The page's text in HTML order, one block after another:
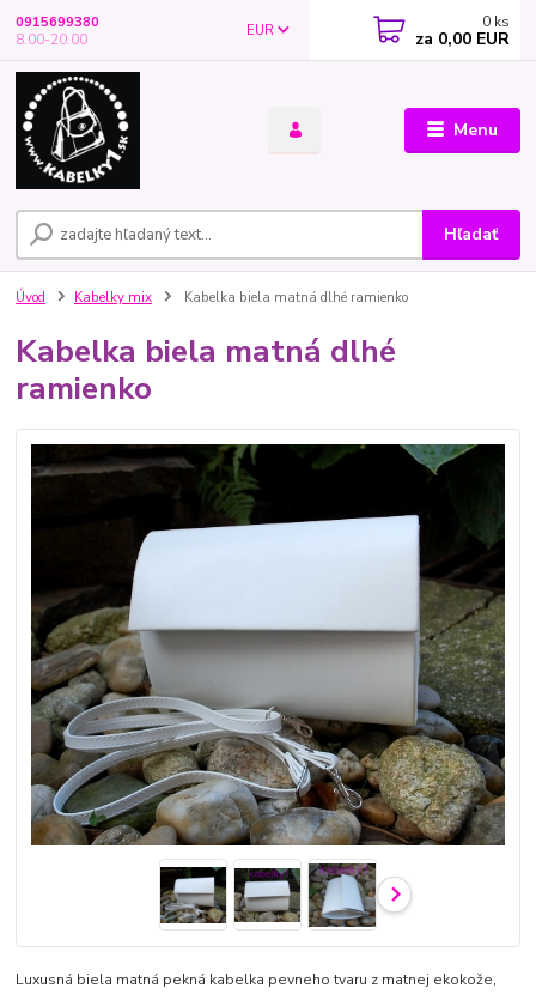
Menu
EUR
Hľadať
0915699380
8.00-20.00
0 ks
za 0,00 EUR
Úvod Kabelky mix Kabelka biela matná dlhé ramienko
Kabelka biela matná dlhé
ramienko
Luxusná biela matná pekná kabelka pevneho tvaru z matnej ekokože,